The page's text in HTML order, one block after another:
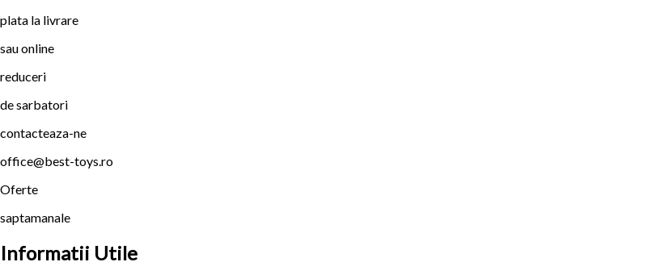
plata la livrare
sau online
reduceri
de sarbatori
contacteaza-ne
office@best-toys.ro
Oferte
saptamanale
Informatii Utile